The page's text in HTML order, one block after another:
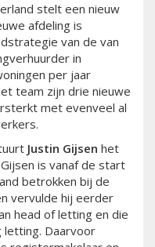
stelt een nieuw
afdeling is
van de van
in
per jaar
team zijn drie nieuwe
met evenveel al
Justin Gijsen het
is vanaf de start
betrokken bij de
vervulde hij eerder
head of letting en die
letting. Daarvoor